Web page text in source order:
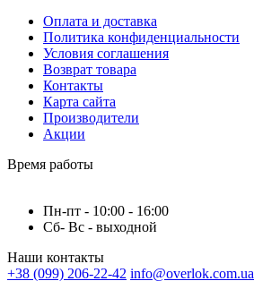
Оплата и доставка
Политика конфиденциальности
Условия соглашения
Возврат товара
Контакты
Карта сайта
Производители
Акции
Время работы
Пн-пт - 10:00 - 16:00
Сб- Вс - выходной
Наши контакты
+38 (099) 206-22-42 info@overlok.com.ua